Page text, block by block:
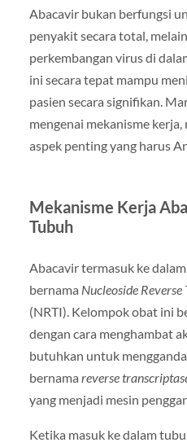
Abacavir bukan berfungsi
penyakit secara total,
perkembangan virus di
ini secara tepat mampu
pasien secara signifikan.
mengenai mekanisme
aspek penting yang harus
Mekanisme Kerja
Tubuh
Abacavir termasuk ke
bernama Nucleoside
(NRTI). Kelompok obat ini
dengan cara menghambat
butuhkan untuk
bernama reverse
yang menjadi mesin
Ketika masuk ke dalam